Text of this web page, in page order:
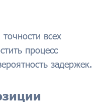
всех
процесс
задержек.